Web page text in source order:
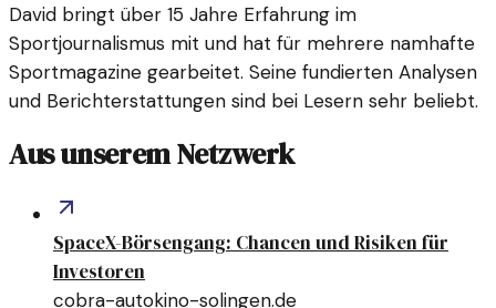
David bringt über 15 Jahre Erfahrung im
Sportjournalismus mit und hat für mehrere namhafte
Sportmagazine gearbeitet. Seine fundierten Analysen
und Berichterstattungen sind bei Lesern sehr beliebt.
Aus unserem Netzwerk
SpaceX-Börsengang: Chancen und Risiken für
Investoren
cobra-autokino-solingen.de